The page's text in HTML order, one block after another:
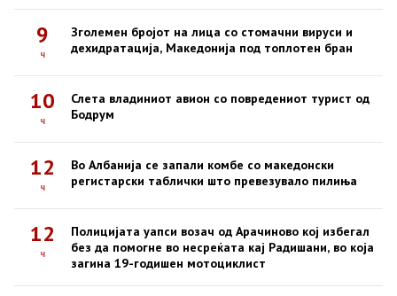
9
ч
Зголемен бројот на лица со стомачни вируси и
дехидратација, Македонија под топлотен бран
10
ч
Слета владиниот авион со повредениот турист од
Бодрум
12
ч
Во Албанија се запали комбе со македонски
регистарски таблички што превезувало пилиња
12
ч
Полицијата уапси возач од Арачиново кој избегал
без да помогне во несреќата кај Радишани, во која
загина 19-годишен мотоциклист